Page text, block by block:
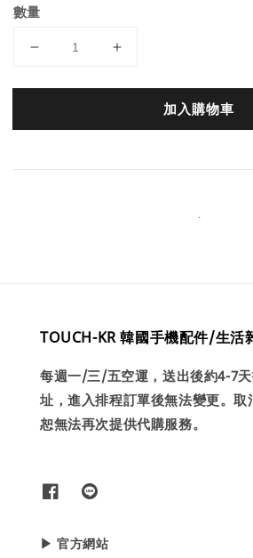
數量
加入購物車
TOUCH-KR 韓國手機配件/生活
每週一/三/五空運，送出後約4-7
址，進入排程訂單後無法變更。取
恕無法再次提供代購服務。
▶ 官方網站